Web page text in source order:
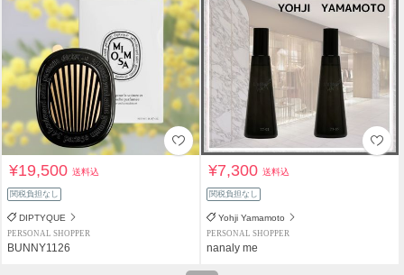
¥19,500送料込
関税負担なし
DIPTYQUE
PERSONAL SHOPPER
BUNNY1126
¥7,300送料込
関税負担なし
Yohji Yamamoto
PERSONAL SHOPPER
nanaly me